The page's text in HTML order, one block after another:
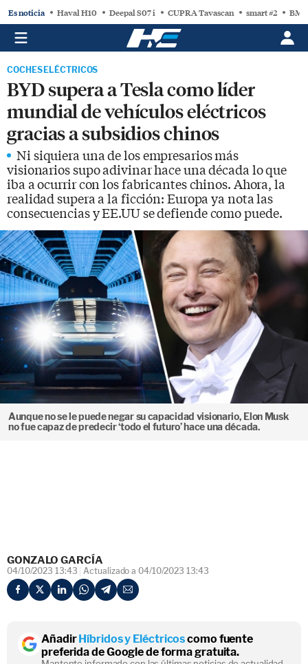
Es noticia Haval H10 Deepal S07 i CUPRA Tavascan smart #2
COCHES ELÉCTRICOS
BYD supera a Tesla como líder
mundial de vehículos eléctricos
gracias a subsidios chinos
Ni siquiera una de los empresarios más
visionarios supo adivinar hace una década lo que
iba a ocurrir con los fabricantes chinos. Ahora, la
realidad supera a la ficción: Europa ya nota las
consecuencias y EE.UU se defiende como puede.
Aunque no se le puede negar su capacidad visionario, Elon Musk
no fue capaz de predecir ‘todo el futuro’ hace una década.
GONZALO GARCÍA
04/10/2023 13:43 Actualizado a 04/10/2023 13:43
AñadirHíbridos y Eléctricoscomo fuente
preferida de Google de forma gratuita.